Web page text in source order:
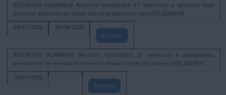
RECURSOS HUMANOS Anuncio resultados 1º exercicio e anuncio final
proceso elaboración listas oficial protección civil (SEL2026016)
24/07/2026
24/08/2026
Amosar
RECURSOS HUMANOS Anuncio resultados 2º exercicio e puntuación
provisional de concurso proceso oficial comercio interior (SEL2023015
10/07/2025
Amosar